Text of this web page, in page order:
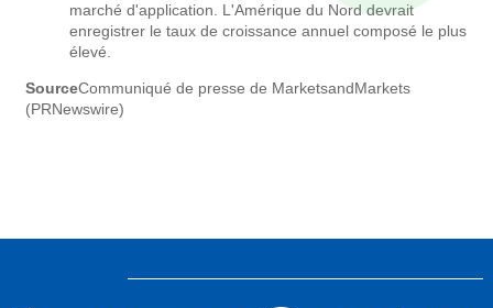
marché d'application. L'Amérique du Nord devrait
enregistrer le taux de croissance annuel composé le plus
élevé.
SourceCommuniqué de presse de MarketsandMarkets
(PRNewswire)